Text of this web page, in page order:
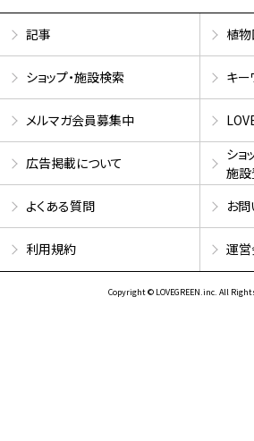
記事 植
ショップ・施設検索 キー
メルマガ会員募集中
広告掲載について
ショ
施設
よくある質問
お
利用規約 運
Copyright © LOVEGREEN.inc. All